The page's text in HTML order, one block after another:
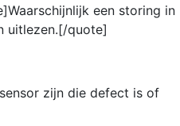
een storing in
uitlezen.[/quote]
zijn die defect is of